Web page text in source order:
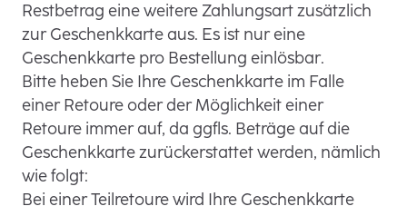
Restbetrag eine weitere Zahlungsart zusätzlich
zur Geschenkkarte aus. Es ist nur eine
Geschenkkarte pro Bestellung einlösbar.
Bitte heben Sie Ihre Geschenkkarte im Falle
einer Retoure oder der Möglichkeit einer
Retoure immer auf, da ggfls. Beträge auf die
Geschenkkarte zurückerstattet werden, nämlich
wie folgt:
Bei einer Teilretoure wird Ihre Geschenkkarte